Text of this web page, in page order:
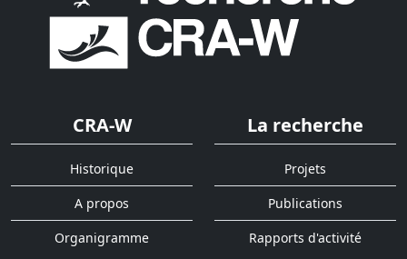
CRA-W
Historique
A propos
Organigramme
La recherche
Projets
Publications
Rapports d'activité